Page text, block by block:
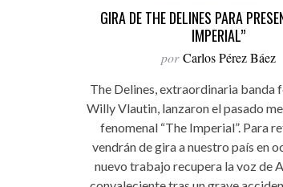
GIRA DE THE DELINES PARA
IMPERIAL”
por Carlos Pérez Báez
The Delines, extraordinaria banda
Willy Vlautin, lanzaron el pasado
fenomenal “The Imperial”. Para
vendrán de gira a nuestro país en
nuevo trabajo recupera la voz de